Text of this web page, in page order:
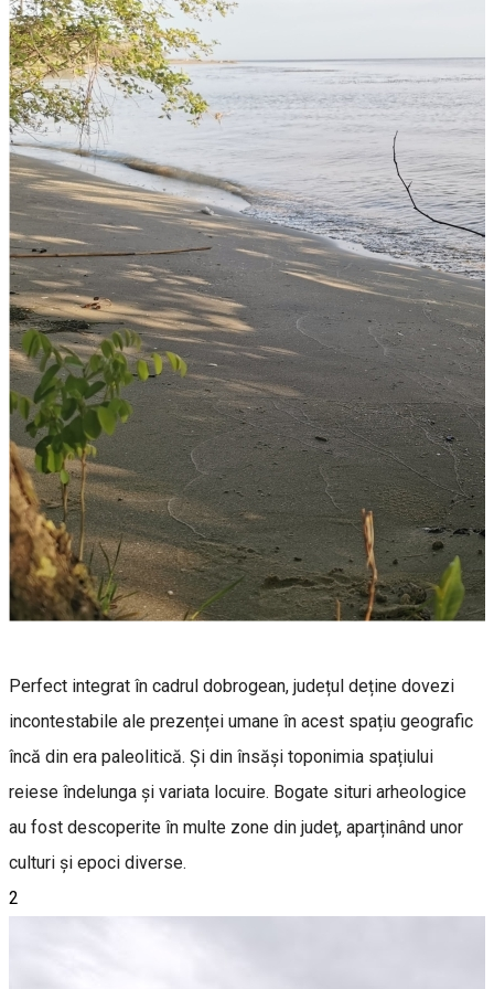
Perfect integrat în cadrul dobrogean, județul deține dovezi
incontestabile ale prezenței umane în acest spațiu geografic
încă din era paleolitică. Și din însăși toponimia spațiului
reiese îndelunga și variata locuire. Bogate situri arheologice
au fost descoperite în multe zone din județ, aparținând unor
culturi și epoci diverse.
2